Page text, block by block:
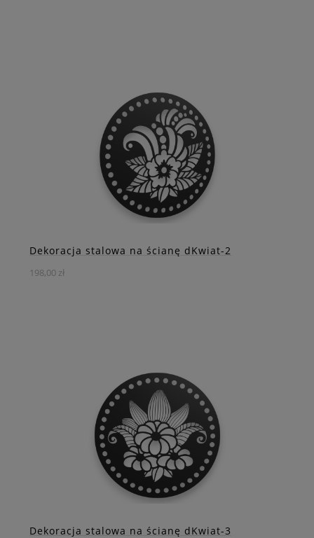
komponuje się zarówno w nowoczesnych, jak i
klasycznych aranżacjach, nadając wnętrzu lekkości i
wyjątkowego charakteru.
DO KOSZYKA
ZOBACZ WIĘCEJ
Dekoracja stalowa na ścianę dKwiat-2
198,00 zł
ścienną przedstawiającą stylizowany kwiat wycięty w
DO KOSZYKA
ZOBACZ WIĘCEJ
Dekoracja stalowa na ścianę dKwiat-3